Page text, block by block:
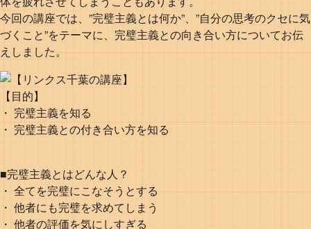
今回の講座では、”完璧主義とは何か”、”自分の思考のクセに気
づくこと”をテーマに、完璧主義との向き合い方についてお伝
えしました。
【目的】
・ 完璧主義を知る
・ 完璧主義との付き合い方を知る
■完璧主義とはどんな人？
・ 全てを完璧にこなそうとする
・ 他者にも完璧を求めてしまう
・ 他者の評価を気にしすぎる